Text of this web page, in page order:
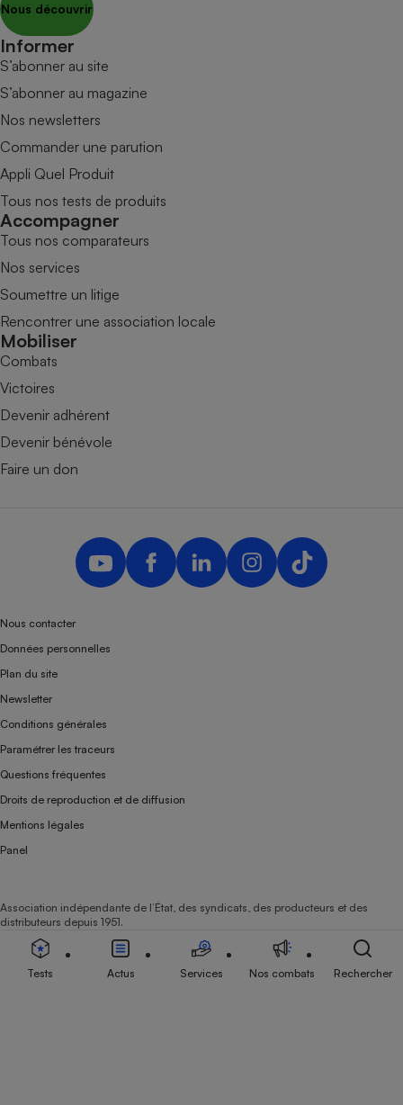
Nous découvrir
Informer
S’abonner au site
S’abonner au magazine
Nos newsletters
Commander une parution
Appli Quel Produit
Tous nos tests de produits
Accompagner
Tous nos comparateurs
Nos services
Soumettre un litige
Rencontrer une association locale
Mobiliser
Combats
Victoires
Devenir adhérent
Devenir bénévole
Faire un don
Nous contacter
Données personnelles
Plan du site
Newsletter
Conditions générales
Paramétrer les traceurs
Questions fréquentes
Droits de reproduction et de diffusion
Mentions légales
Panel
Association indépendante de l’État, des syndicats, des producteurs et des
distributeurs depuis 1951.
Tests Actus Services Nos combats Rechercher